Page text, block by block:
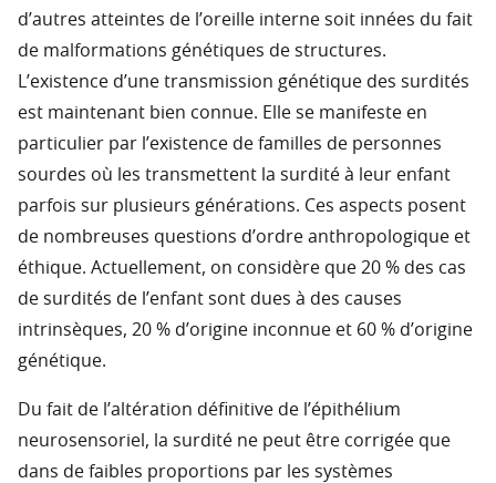
d’autres atteintes de l’oreille interne soit innées du fait
de malformations génétiques de structures.
L’existence d’une transmission génétique des surdités
est maintenant bien connue. Elle se manifeste en
particulier par l’existence de familles de personnes
sourdes où les transmettent la surdité à leur enfant
parfois sur plusieurs générations. Ces aspects posent
de nombreuses questions d’ordre anthropologique et
éthique. Actuellement, on considère que 20 % des cas
de surdités de l’enfant sont dues à des causes
intrinsèques, 20 % d’origine inconnue et 60 % d’origine
génétique.
Du fait de l’altération définitive de l’épithélium
neurosensoriel, la surdité ne peut être corrigée que
dans de faibles proportions par les systèmes